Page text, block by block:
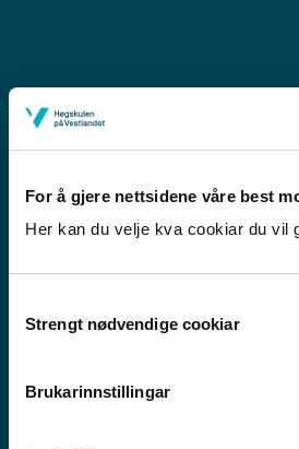
For å gjere nettsidene våre best
Her kan du velje kva cookiar du vil
Selection
Strengt nødvendige cookiar
Brukarinnstillingar
Sogndal
Bergen